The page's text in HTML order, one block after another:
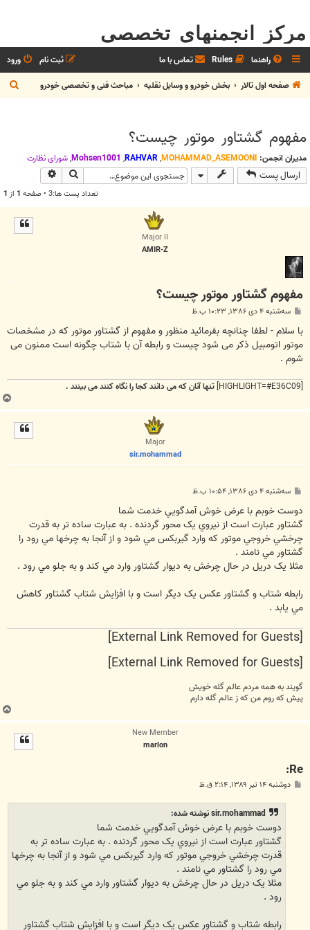
مرکز انجمنهای تخصصی
راهنما Rules تماس با ما ورود
ثبت نام
صفحه اول تالار
بخش خودرو و وسايل نقليه مباحث فنی و تخصصی خودرو
س
مفهوم گشتاور موتور چیست؟
مدیران انجمن: MOHAMMAD_ASEMOONI
,
RAHVAR
,
Mohsen1001
,شوراي نظارت
ارسال پست جستجو
تعداد پست ها:3 • صفحه 1 از 1
Major II
AMIR-Z
مفهوم گشتاور موتور چیست؟
ت
سه‌شنبه ۴ دی ۱۳۸۶, ۱۰:۲۳ ب.ظ
با سلام - لطفا چنانچه بفرمائید منظور و مفهوم از گشتاور موتور که در مشخصات
موتور اتومبیل ذکر می شود چیست و رابطه آن با شتاب چگونه است ممنون می
شوم .
[HIGHLIGHT=#E36C09]
تنها آنان که می دانند کجا را نگاه کنند می بینند .
Major
sir.mohammad
ت
سه‌شنبه ۴ دی ۱۳۸۶, ۱۰:۵۴ ب.ظ
دوست خوبم با عرض خوش آمدگويي خدمت شما
گشتاور عبارت است از نيروي يک محور گردنده . به عبارت ساده تر به قدرت
چرخشي خروجي موتور که وارد گيربکس مي شود و از آنجا به چرخها مي رود را
گشتاور مي نامند .
مثلا يک دريل در حال چرخش به ديوار گشتاور وارد مي کند و به جلو مي رود .
رابطه شتاب و گشتاور عکس يک ديگر است و با افزايش شتاب گشتاور کاهش
مي يابد .
[External Link Removed for Guests]
[External Link Removed for Guests]
گویند به همه مردم عالم گله خویش
پیش كه روم من كه ز عالم گله دارم
New Member
marlon
Re:
دوشنبه ۱۴ تیر ۱۳۸۹, ۲:۱۴ ق.ظ
sir.mohammad نوشته شده:
دوست خوبم با عرض خوش آمدگويي خدمت شما
گشتاور عبارت است از نيروي يک محور گردنده . به عبارت ساده تر به
قدرت چرخشي خروجي موتور که وارد گيربکس مي شود و از آنجا به چرخها
مي رود را گشتاور مي نامند .
مثلا يک دريل در حال چرخش به ديوار گشتاور وارد مي کند و به جلو مي
رود .
رابطه شتاب و گشتاور عکس يک ديگر است و با افزايش شتاب گشتاور